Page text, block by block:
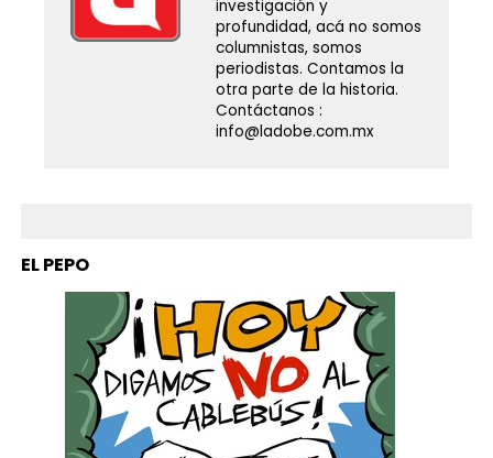
investigación y
profundidad, acá no somos
columnistas, somos
periodistas. Contamos la
otra parte de la historia.
Contáctanos :
info@ladobe.com.mx
EL PEPO